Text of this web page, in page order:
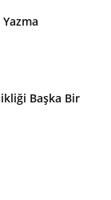
Başka Bir